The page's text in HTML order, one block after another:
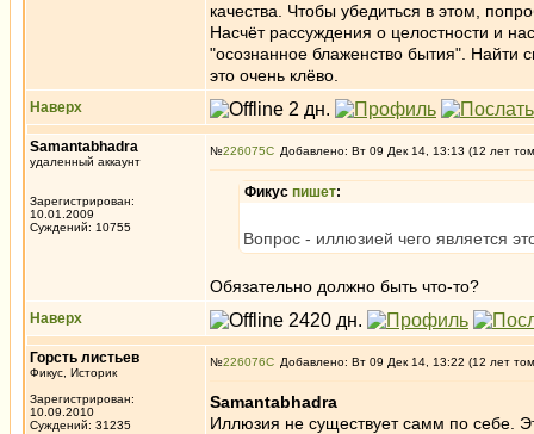
качества. Чтобы убедиться в этом,
Насчёт рассуждения о целостности и
"осознанное блаженство бытия". Найти
это очень клёво.
Наверх
Samantabhadra
удаленный аккаунт
Зарегистрирован:
10.01.2009
Суждений: 10755
№226075 Добавлено: Вт 09 Дек 14, 13:13 (12 лет
Фикус пишет:
Вопрос - иллюзией чего является
Обязательно должно быть что-то?
Наверх
Горсть листьев
Фикус, Историк
Зарегистрирован:
10.09.2010
Суждений: 31235
№226076 Добавлено: Вт 09 Дек 14, 13:22 (12 лет
Samantabhadra
Иллюзия не существует самм по себе.